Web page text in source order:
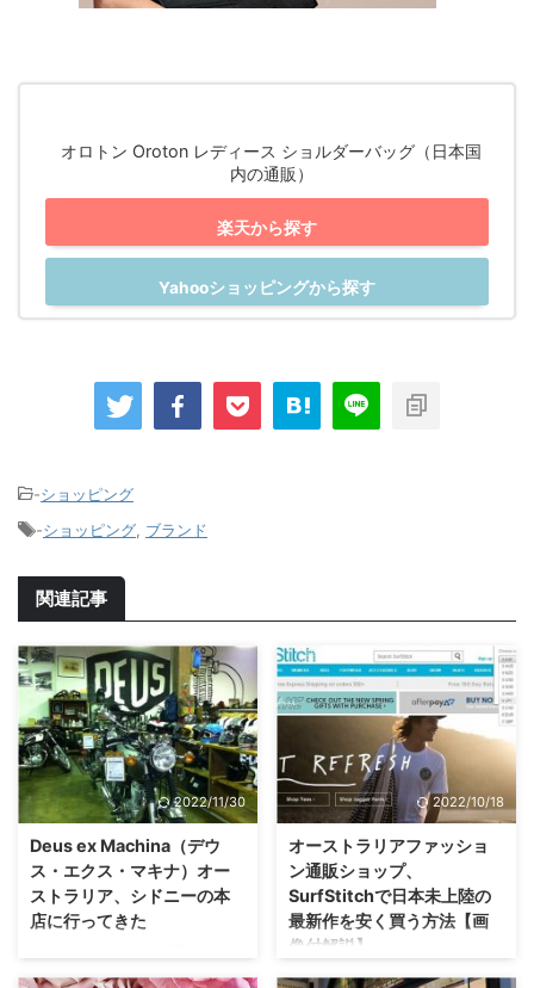
オロトン Oroton レディース ショルダーバッグ（日本国
内の通販）
楽天から探す
Yahooショッピングから探す
-ショッピング
-ショッピング ブランド
関連記事
2022/11/30
Deus ex Machina（デウ
ス・エクス・マキナ）オー
ストラリア、シドニーの本
店に行ってきた
Deus）は、日本でも知る人ぞ知
2022/10/18
オーストラリアファッショ
ン通販ショップ、
SurfStitchで日本未上陸の
最新作を安く買う方法【画
像付解説】
オーストラリアから、洋服やアク